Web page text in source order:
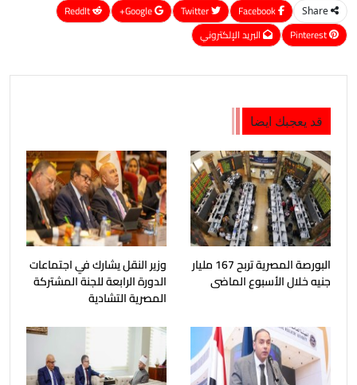
Share
Google+
ReddIt
Pinterest
البريد الإلكتروني
قد يعجبك ايضا
البورصة المصرية تربح 167 مليار
جنيه خلال الأسبوع الماضى
وزير النقل يشارك في اجتماعات
الدورة الرابعة للجنة المشتركة
المصرية التشادية